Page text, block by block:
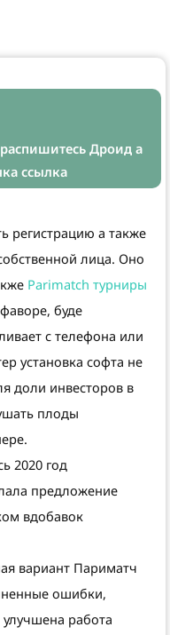
Дроид а
ссылка
регистрацию а также
лица. Оно
Parimatch турниры
буде
с телефона или
установка софта не
доли инвесторов в
плоды
2020 год
предложение
вдобавок
вариант Париматч
ошибки,
работа